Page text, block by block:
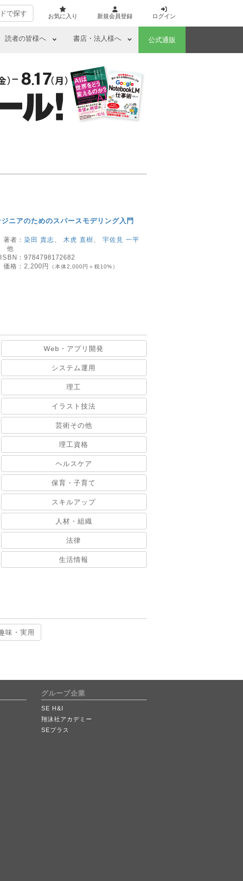
で探す お気に入り 新規会員登録 ログイン
読者の皆様へ 書店・法人様へ 公式通販
ニアのためのスパースモデリング入門
著者： 染田 貴志、 木虎 直樹、 宇佐見 一平
他
ISBN： 9784798172682
価格： 2,200円 （本体2,000円＋税10%）
Web・アプリ開発
システム運用
理工
イラスト技法
芸術その他
理工資格
ヘルスケア
保育・子育て
スキルアップ
人材・組織
法律
生活情報
味・実用
グループ企業
SE H&I
翔泳社アカデミー
SEプラス